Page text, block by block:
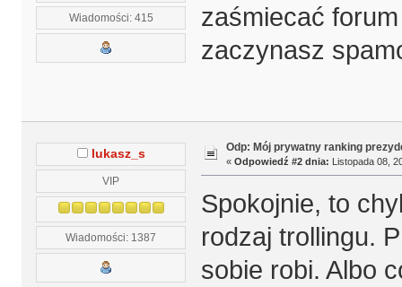
Wiadomości: 415
zaśmiecać
zaczynasz
lukasz_s
VIP
Wiadomości: 1387
Odp: Mój prywatny ranking
« Odpowiedź #2 dnia: Listopada 08,
Spokojnie, to
rodzaj trollingu.
sobie robi. Albo